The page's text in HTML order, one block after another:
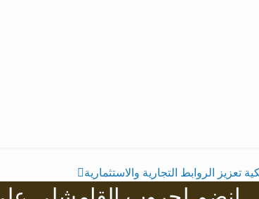
الروابط التجارية والاستثمارية